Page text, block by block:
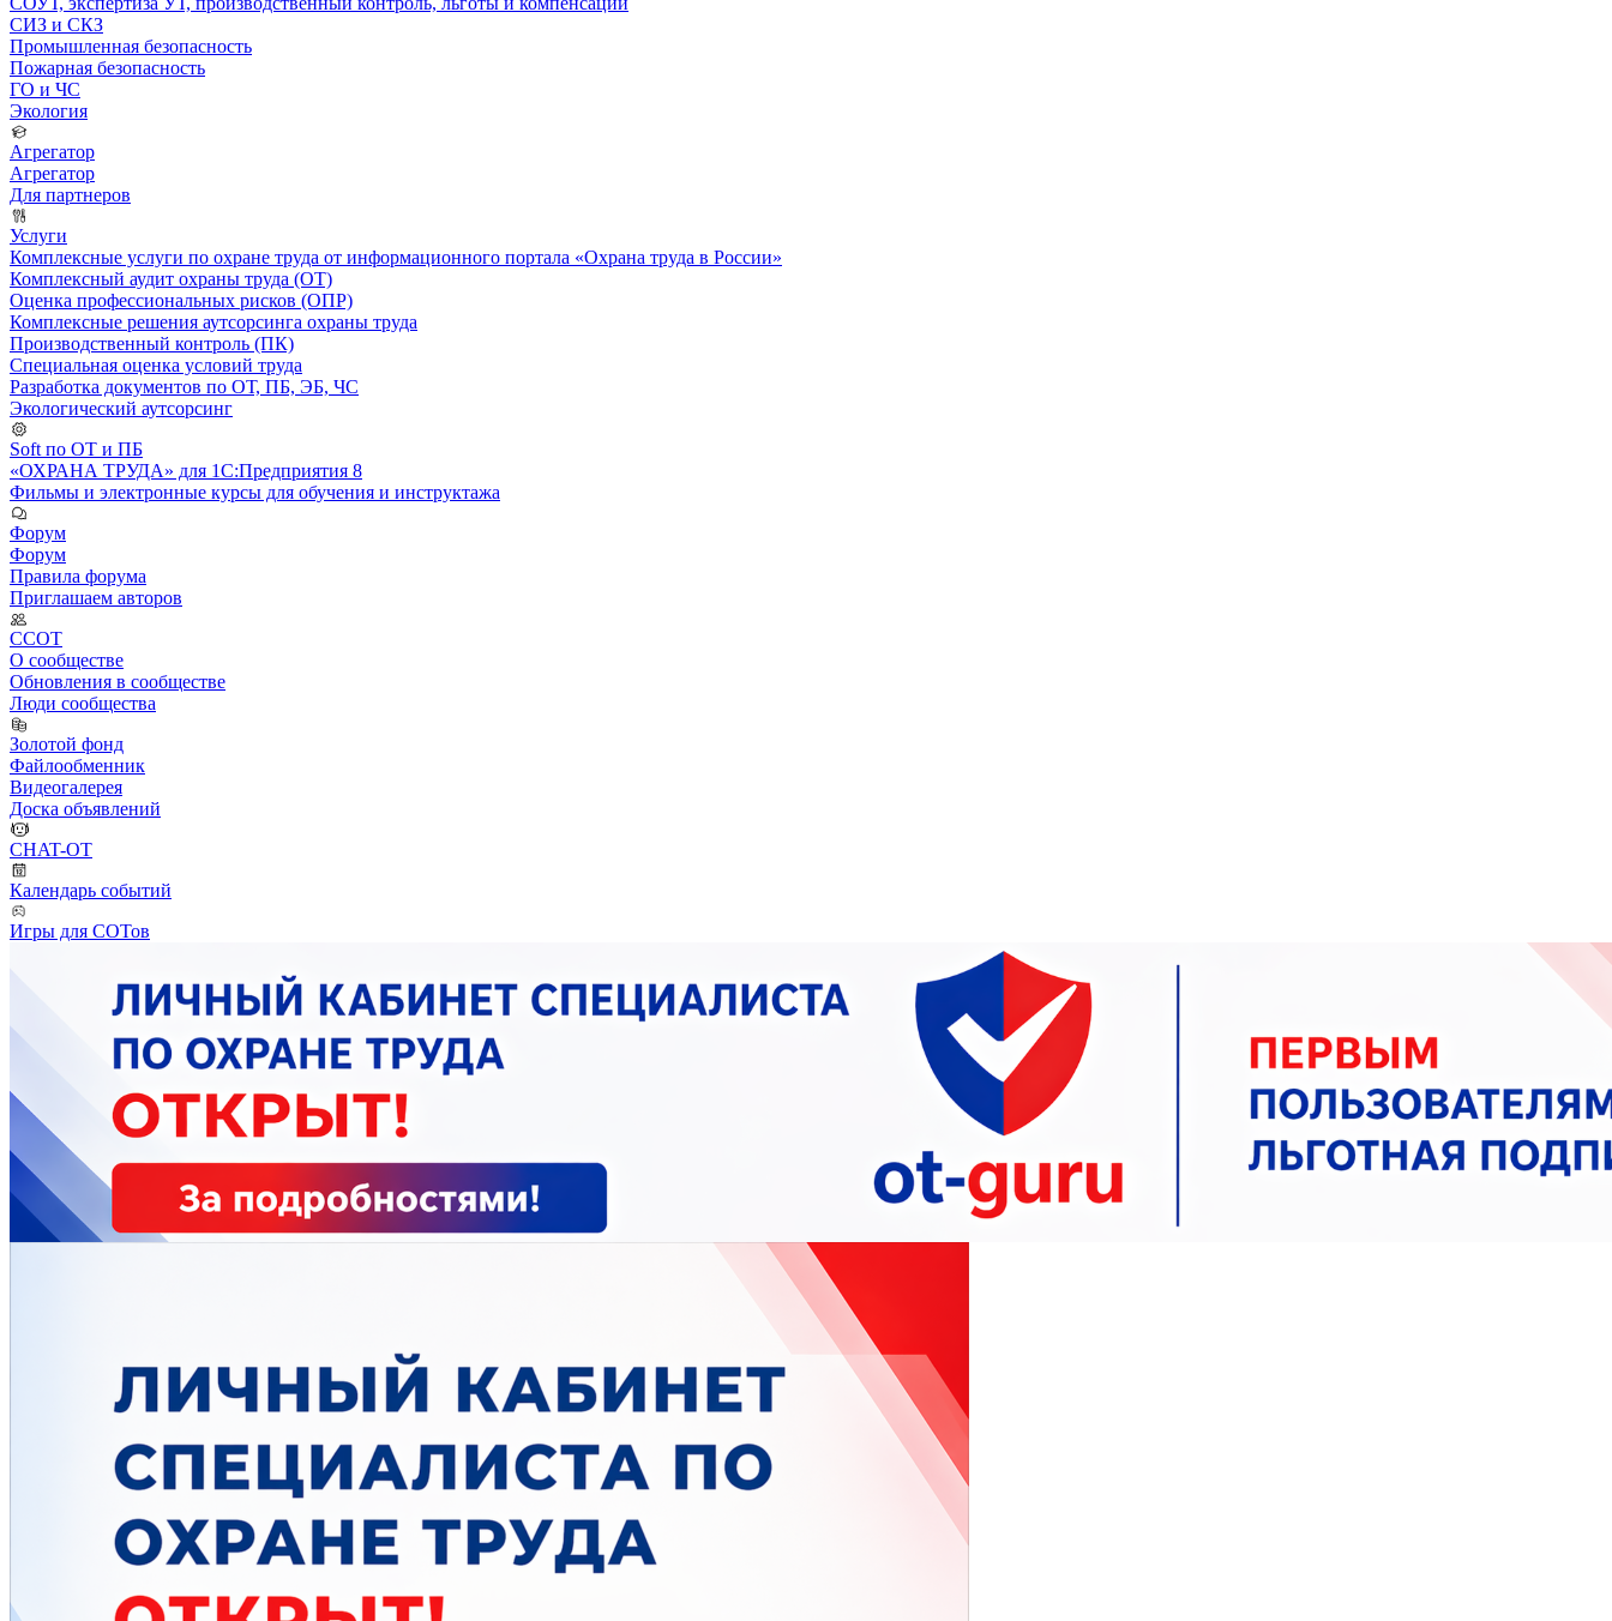
СИЗ и СКЗ
Промышленная безопасность
Пожарная безопасность
ГО и ЧС
Экология
Агрегатор
Агрегатор
Для партнеров
Услуги
Комплексные услуги по охране труда от информационного портала «Охрана труда в России»
Комплексный аудит охраны труда (ОТ)
Оценка профессиональных рисков (ОПР)
Комплексные решения аутсорсинга охраны труда
Производственный контроль (ПК)
Специальная оценка условий труда
Разработка документов по ОТ, ПБ, ЭБ, ЧС
Экологический аутсорсинг
Soft по ОТ и ПБ
«ОХРАНА ТРУДА» для 1С:Предприятия 8
Фильмы и электронные курсы для обучения и инструктажа
Форум
Форум
Правила форума
Приглашаем авторов
ССОТ
О сообществе
Обновления в сообществе
Люди сообщества
Золотой фонд
Файлообменник
Видеогалерея
Доска объявлений
CHAT-OT
Календарь событий
Игры для СОТов